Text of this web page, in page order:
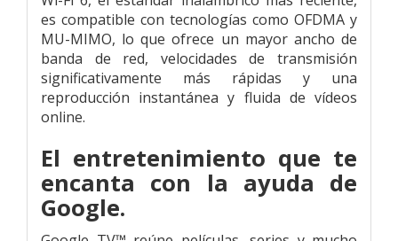
es compatible con tecnologías como OFDMA y
MU-MIMO, lo que ofrece un mayor ancho de
banda de red, velocidades de transmisión
significativamente más rápidas y una
reproducción instantánea y fluida de vídeos
online.
El entretenimiento que te
encanta con la ayuda de
Google.